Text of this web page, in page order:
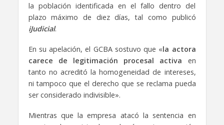
la población identificada en el fallo dentro del
plazo máximo de diez días, tal como publicó
iJudicial.
En su apelación, el GCBA sostuvo que «la actora
carece de legitimación procesal activa en
tanto no acreditó la homogeneidad de intereses,
ni tampoco que el derecho que se reclama pueda
ser considerado indivisible».
Mientras que la empresa atacó la sentencia en